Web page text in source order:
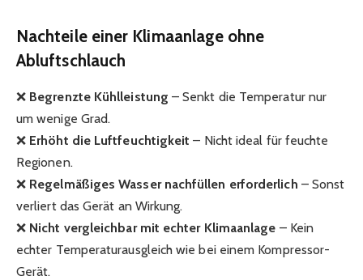
Nachteile einer Klimaanlage ohne
Abluftschlauch
❌ Begrenzte Kühlleistung – Senkt die Temperatur nur
um wenige Grad.
❌ Erhöht die Luftfeuchtigkeit – Nicht ideal für feuchte
Regionen.
❌ Regelmäßiges Wasser nachfüllen erforderlich – Sonst
verliert das Gerät an Wirkung.
❌ Nicht vergleichbar mit echter Klimaanlage – Kein
echter Temperaturausgleich wie bei einem Kompressor-
Gerät.